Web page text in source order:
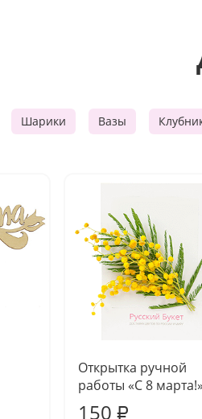
Шарики Вазы
Открытка ручной
работы «С 8 марта!»
150 ₽